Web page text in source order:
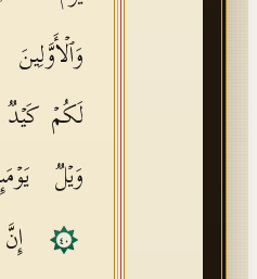
وَٱلۡأَوَّلِینَ
لَكُمۡ كَیۡدࣱ
وَیۡلࣱ
٤٠